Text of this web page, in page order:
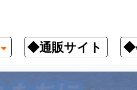
◆通販サイト ◆